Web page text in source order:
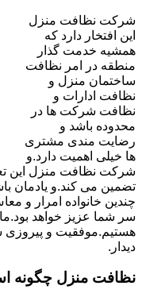
شرکت نظافت منزل
این افتخار دارد که
همشیه خدمت گذار
منطقه در امر نظافت
ساختمان منزل و
نظافت ادارات و
نظافت شرکت ها در
محدوده باشد و
رضایت مندی مشتری
ها خیلی اهمیت دارد.و
شرکت نظافت منزل این
تضمین می کند.و یادمان
چندین خانواده امرار و
سر شما عزیز خواهد
هستیم.موفقیت و پیروزی
دیدار.
نظافت منزل چگونه